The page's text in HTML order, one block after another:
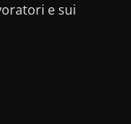
e sui